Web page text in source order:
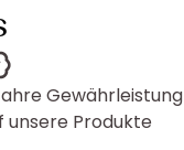
Gewährleistung
unsere Produkte